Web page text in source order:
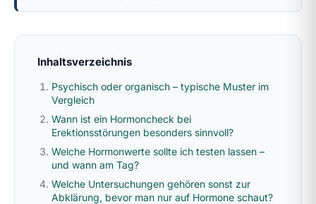
Inhaltsverzeichnis
Psychisch oder organisch – typische Muster im
Vergleich
Wann ist ein Hormoncheck bei
Erektionsstörungen besonders sinnvoll?
Welche Hormonwerte sollte ich testen lassen –
und wann am Tag?
Welche Untersuchungen gehören sonst zur
Abklärung, bevor man nur auf Hormone schaut?